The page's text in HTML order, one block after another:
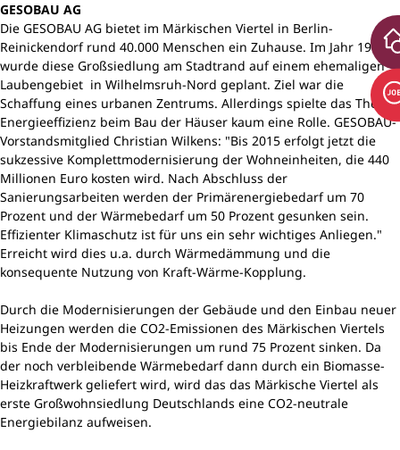
GESOBAU AG
Die GESOBAU AG bietet im Märkischen Viertel in Berlin-
Reinickendorf rund 40.000 Menschen ein Zuhause. Im Jahr 1962
wurde diese Großsiedlung am Stadtrand auf einem ehemaligen
Laubengebiet in Wilhelmsruh-Nord geplant. Ziel war die
Schaffung eines urbanen Zentrums. Allerdings spielte das Thema
Energieeffizienz beim Bau der Häuser kaum eine Rolle. GESOBAU-
Vorstandsmitglied Christian Wilkens: "Bis 2015 erfolgt jetzt die
sukzessive Komplettmodernisierung der Wohneinheiten, die 440
Millionen Euro kosten wird. Nach Abschluss der
Sanierungsarbeiten werden der Primärenergiebedarf um 70
Prozent und der Wärmebedarf um 50 Prozent gesunken sein.
Effizienter Klimaschutz ist für uns ein sehr wichtiges Anliegen."
Erreicht wird dies u.a. durch Wärmedämmung und die
konsequente Nutzung von Kraft-Wärme-Kopplung.
Durch die Modernisierungen der Gebäude und den Einbau neuer
Heizungen werden die CO2-Emissionen des Märkischen Viertels
bis Ende der Modernisierungen um rund 75 Prozent sinken. Da
der noch verbleibende Wärmebedarf dann durch ein Biomasse-
Heizkraftwerk geliefert wird, wird das das Märkische Viertel als
erste Großwohnsiedlung Deutschlands eine CO2-neutrale
Energiebilanz aufweisen.